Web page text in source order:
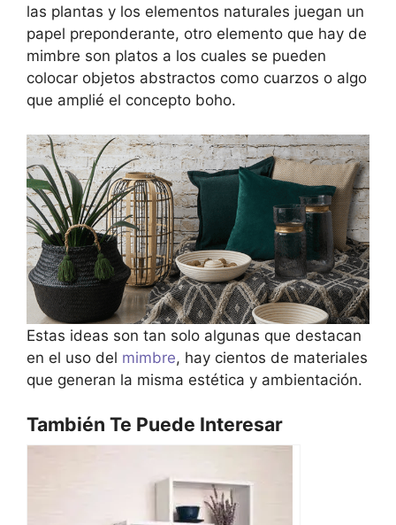
las plantas y los elementos naturales juegan un
papel preponderante, otro elemento que hay de
mimbre son platos a los cuales se pueden
colocar objetos abstractos como cuarzos o algo
que amplié el concepto boho.
Estas ideas son tan solo algunas que destacan
en el uso del mimbre, hay cientos de materiales
que generan la misma estética y ambientación.
También Te Puede Interesar